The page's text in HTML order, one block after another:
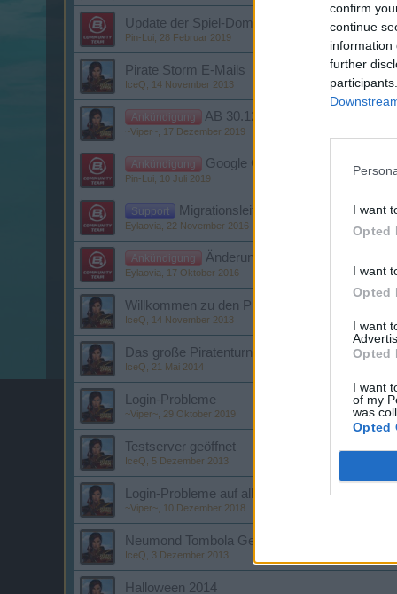
confirm
continue
information
further
I want
Opted
I want
Opted
I want
Opted
I want
of my
was
Opted
Update der Spiel-Domains
Pin-Lui 28 Februar 2019
Pirate Storm E-Mails
IceQ 14 November 2013
Ankündigung AB 30.12.2019 ÄNDERUNG
~Viper~ 17 Dezember 2019
Ankündigung Google Chrome Browser: Flash
Pin-Lui 10 Juli 2019
Support Migrationsleitfaden Chrome Web
Eylaovia 22 November 2016
Ankündigung Änderungen der Allgemeinen
Eylaovia 17 Oktober 2016
Willkommen zu den Pirate Storm Foren!
IceQ 14 November 2013
Das große Piratenturnier – Community Events
IceQ 21 Mai 2014
Login-Probleme
~Viper~ 29 Oktober 2019
Testserver geöffnet
IceQ 5 Dezember 2013
Login-Probleme auf allen Servern
~Viper~ 10 Dezember 2018
Neumond Tombola Gewinn
IceQ 3 Dezember 2013
Halloween 2014